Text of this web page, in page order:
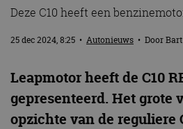
Deze C10 heeft een
25 dec 2024, 8:25 • Autonieuws • Door
Leapmotor heeft de C10
gepresenteerd. Het grote
opzichte van de reguliere